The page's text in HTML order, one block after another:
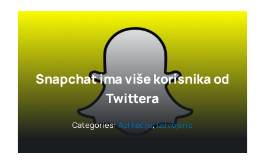
Snapchat ima više korisnika od
Twittera
Categories:Aplikacije,Izdvojeno